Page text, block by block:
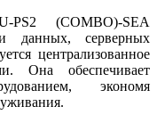
PS2 (COMBO)-SEA
данных, серверных
централизованное
Она обеспечивает
экономя